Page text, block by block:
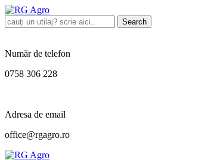
Search
Număr de telefon
0758 306 228
Adresa de email
office@rgagro.ro